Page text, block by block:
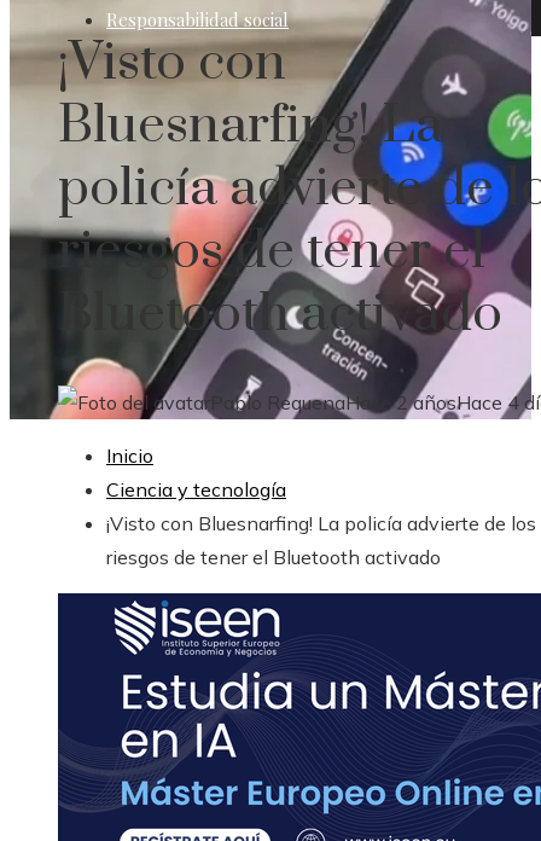
Responsabilidad social
¡Visto con
Bluesnarfing! La
policía advierte de
riesgos de tener el
Bluetooth activado
Pablo RequenaHace 2 añosHace 4
Inicio
Ciencia y tecnología
¡Visto con Bluesnarfing! La policía advierte de los
riesgos de tener el Bluetooth activado